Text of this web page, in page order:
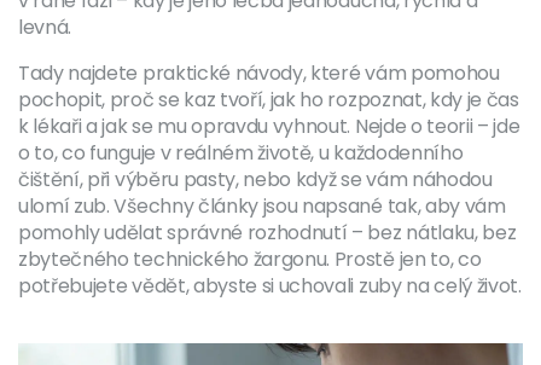
levná.
Tady najdete praktické návody, které vám pomohou
pochopit, proč se kaz tvoří, jak ho rozpoznat, kdy je čas
k lékaři a jak se mu opravdu vyhnout. Nejde o teorii – jde
o to, co funguje v reálném životě, u každodenního
čištění, při výběru pasty, nebo když se vám náhodou
ulomí zub. Všechny články jsou napsané tak, aby vám
pomohly udělat správné rozhodnutí – bez nátlaku, bez
zbytečného technického žargonu. Prostě jen to, co
potřebujete vědět, abyste si uchovali zuby na celý život.